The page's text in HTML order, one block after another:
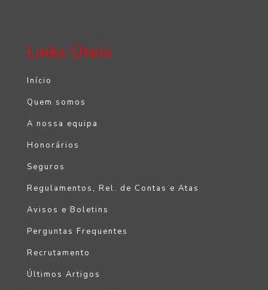
Links Úteis
Início
Quem somos
A nossa equipa
Honorários
Seguros
Regulamentos, Rel. de Contas e Atas
Avisos e Boletins
Perguntas Frequentes
Recrutamento
Últimos Artigos